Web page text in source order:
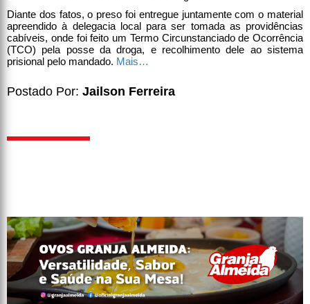
Diante dos fatos, o preso foi entregue juntamente com o material
apreendido à delegacia local para ser tomada as providências
cabíveis, onde foi feito um Termo Circunstanciado de Ocorrência
(TCO) pela posse da droga, e recolhimento dele ao sistema
prisional pelo mandado. Mais…
Postado Por: Jailson Ferreira